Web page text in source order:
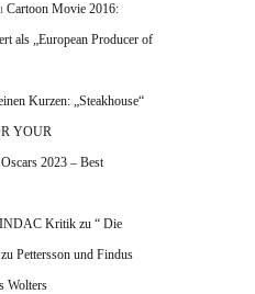
Cartoon Movie 2016:
als „European Producer of
Kurzen: „Steakhouse“
YOUR
2023 – Best
Kritik zu “ Die
Pettersson und Findus
Wolters